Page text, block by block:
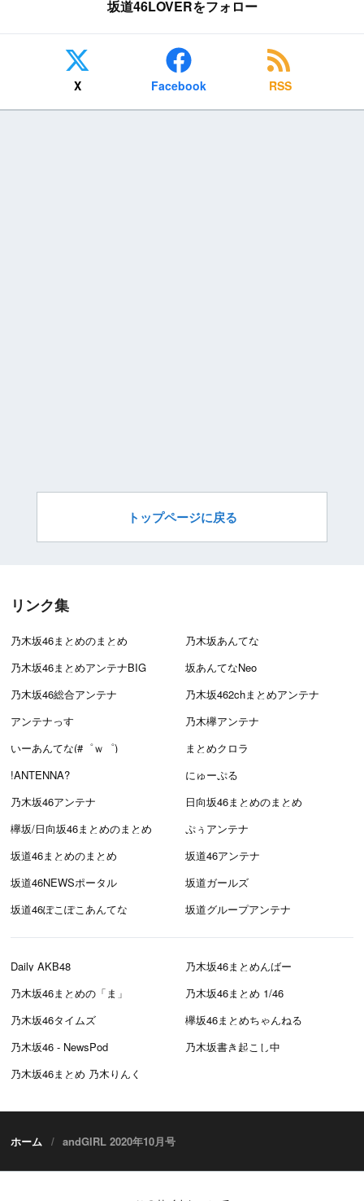
坂道46LOVERをフォロー
X Facebook RSS
トップページに戻る
リンク集
乃木坂46まとめのまとめ
乃木坂あんてな
乃木坂46まとめアンテナBIG
坂あんてなNeo
乃木坂46総合アンテナ
乃木坂462chまとめアンテナ
アンテナっす
乃木欅アンテナ
いーあんてな(#゜ｗ゜)
まとめクロラ
!ANTENNA?
にゅーぷる
乃木坂46アンテナ
日向坂46まとめのまとめ
欅坂/日向坂46まとめのまとめ
ぷぅアンテナ
坂道46まとめのまとめ
坂道46アンテナ
坂道46NEWSポータル
坂道ガールズ
坂道46ぽこぽこあんてな
坂道グループアンテナ
Daily AKB48
乃木坂46まとめんばー
乃木坂46まとめの「ま」
乃木坂46まとめ 1/46
乃木坂46タイムズ
欅坂46まとめちゃんねる
乃木坂46 - NewsPod
乃木坂書き起こし中
乃木坂46まとめ 乃木りんく
ホーム andGIRL 2020年10月号